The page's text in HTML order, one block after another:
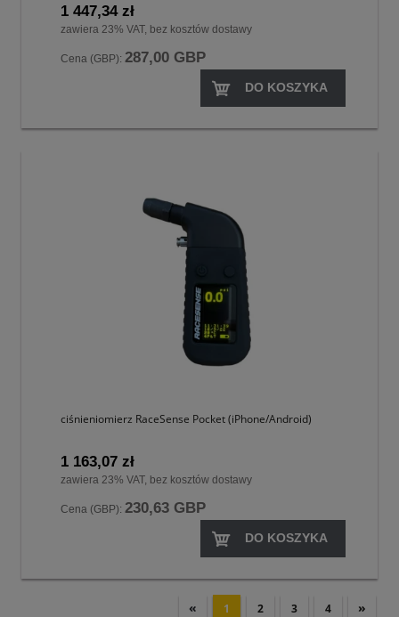
1 447,34 zł
zawiera 23% VAT, bez kosztów dostawy
Cena (GBP): 287,00 GBP
DO KOSZYKA
ciśnieniomierz RaceSense Pocket (iPhone/Android)
1 163,07 zł
zawiera 23% VAT, bez kosztów dostawy
Cena (GBP): 230,63 GBP
DO KOSZYKA
« 1 2 3 4 »